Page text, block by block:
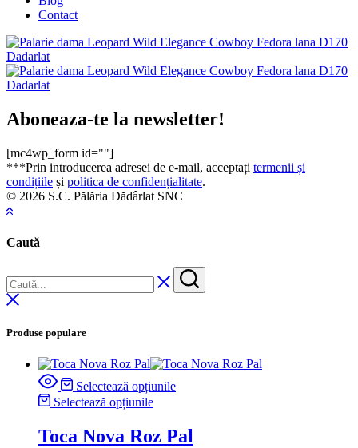
Contact
Aboneaza-te la newsletter!
[mc4wp_form id=""]
***Prin introducerea adresei de e-mail, acceptați termenii și
condițiile și politica de confidențialitate.
© 2026 S.C. Pălăria Dădârlat SNC
Caută
Produse populare
Selectează opțiunile
Selectează opțiunile
Toca Nova Roz Pal